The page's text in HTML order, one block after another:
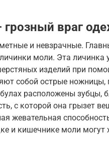
грозный враг
и невзрачные.
моли. Эта личинка
изделий при
собой острые ножницы,
расположены зубцы,
с которой она грызет
жевательная
и кишечнике моли могут